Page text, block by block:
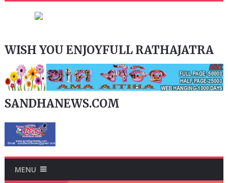
WISH YOU ENJOYFULL RATHAJATRA
SANDHANEWS.COM
MENU